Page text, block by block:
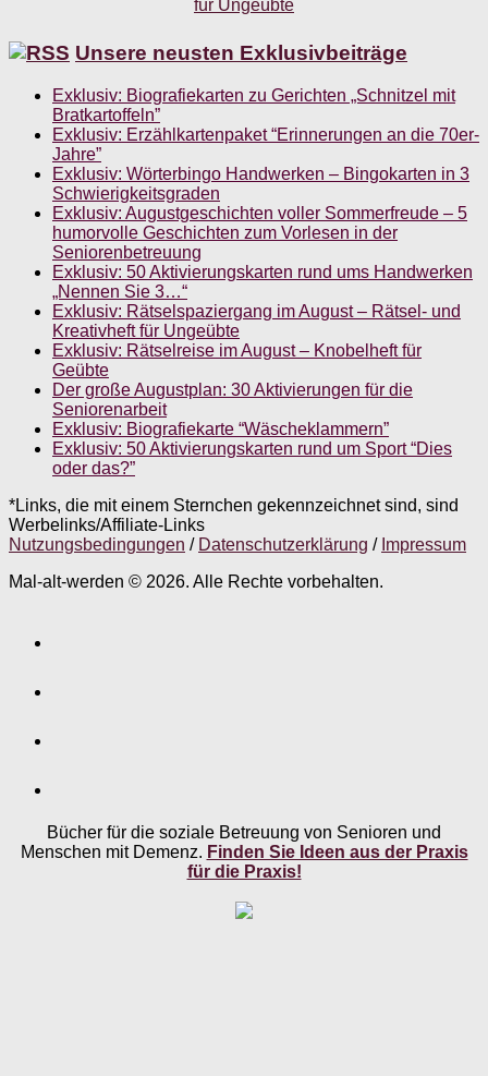
Unsere neusten Exklusivbeiträge
Exklusiv: Biografiekarten zu Gerichten „Schnitzel mit
Bratkartoffeln”
Exklusiv: Erzählkartenpaket “Erinnerungen an die 70er-
Jahre”
Exklusiv: Wörterbingo Handwerken – Bingokarten in 3
Schwierigkeitsgraden
Exklusiv: Augustgeschichten voller Sommerfreude – 5
humorvolle Geschichten zum Vorlesen in der
Seniorenbetreuung
Exklusiv: 50 Aktivierungskarten rund ums Handwerken
„Nennen Sie 3…“
Exklusiv: Rätselspaziergang im August – Rätsel- und
Kreativheft für Ungeübte
Exklusiv: Rätselreise im August – Knobelheft für
Geübte
Der große Augustplan: 30 Aktivierungen für die
Seniorenarbeit
Exklusiv: Biografiekarte “Wäscheklammern”
Exklusiv: 50 Aktivierungskarten rund um Sport “Dies
oder das?”
*Links, die mit einem Sternchen gekennzeichnet sind, sind
Werbelinks/Affiliate-Links
Nutzungsbedingungen / Datenschutzerklärung / Impressum
Mal-alt-werden © 2026. Alle Rechte vorbehalten.
Bücher für die soziale Betreuung von Senioren und
Menschen mit Demenz. Finden Sie Ideen aus der Praxis
für die Praxis!